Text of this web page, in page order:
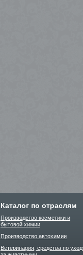
Каталог по отраслям
Производство косметики и
бытовой химии
Производство автохимии
Ветеринария, средства по